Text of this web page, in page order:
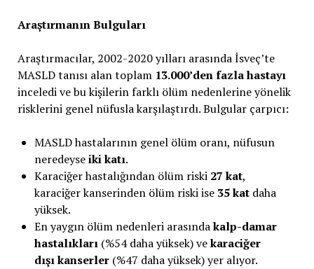
Araştırmanın Bulguları
Araştırmacılar, 2002-2020 yılları arasında İsveç’te
MASLD tanısı alan toplam 13.000’den fazla hastayı
inceledi ve bu kişilerin farklı ölüm nedenlerine yönelik
risklerini genel nüfusla karşılaştırdı. Bulgular çarpıcı:
MASLD hastalarının genel ölüm oranı, nüfusun
neredeyseiki katı.
Karaciğer hastalığından ölüm riski 27 kat,
karaciğer kanserinden ölüm riski ise 35 katdaha
yüksek.
En yaygın ölüm nedenleri arasındakalp-damar
hastalıkları(%54 daha yüksek) vekaraciğer
dışı kanserler(%47 daha yüksek) yer alıyor.